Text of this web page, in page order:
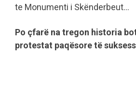
te Monumenti i Skënderbeut…
Po çfarë na tregon historia
protestat paqësore të